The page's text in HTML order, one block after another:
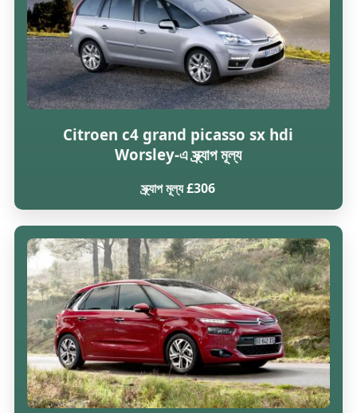
Citroen c4 grand picasso sx hdi
Worsley-এ স্ক্র্যাপ মূল্য
স্ক্র্যাপ মূল্য £306